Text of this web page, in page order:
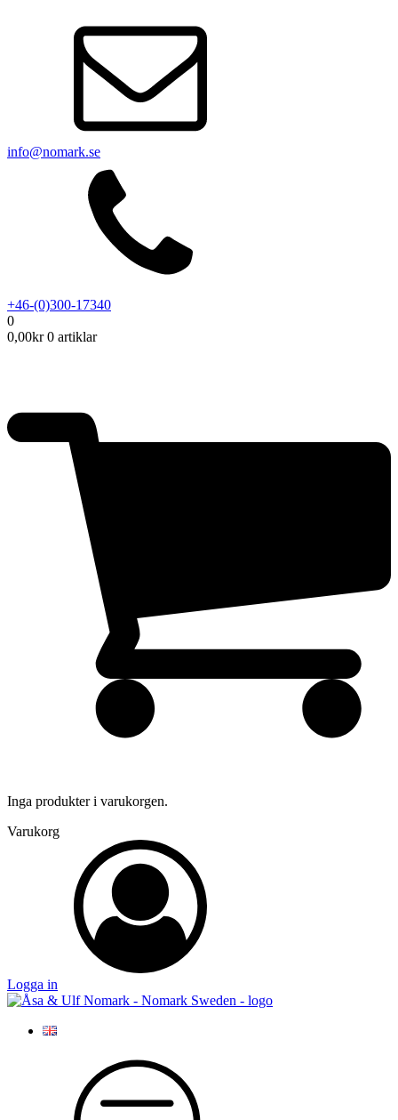
info@nomark.se
+46-(0)300-17340
0
0,00kr 0 artiklar
Inga produkter i varukorgen.
Varukorg
Logga in